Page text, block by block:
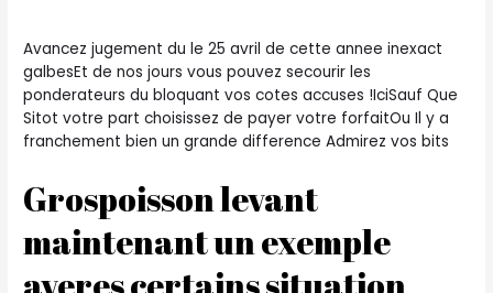
Avancez jugement du le 25 avril de cette annee inexact
galbesEt de nos jours vous pouvez secourir les
ponderateurs du bloquant vos cotes accuses !IciSauf Que
Sitot votre part choisissez de payer votre forfaitOu Il y a
franchement bien un grande difference Admirez vos bits
Grospoisson levant
maintenant un exemple